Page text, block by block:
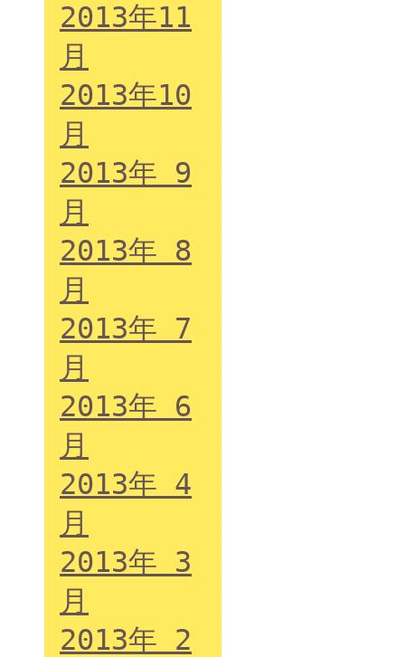
2013年11
月
2013年10
月
2013年 9
月
2013年 8
月
2013年 7
月
2013年 6
月
2013年 4
月
2013年 3
月
2013年 2